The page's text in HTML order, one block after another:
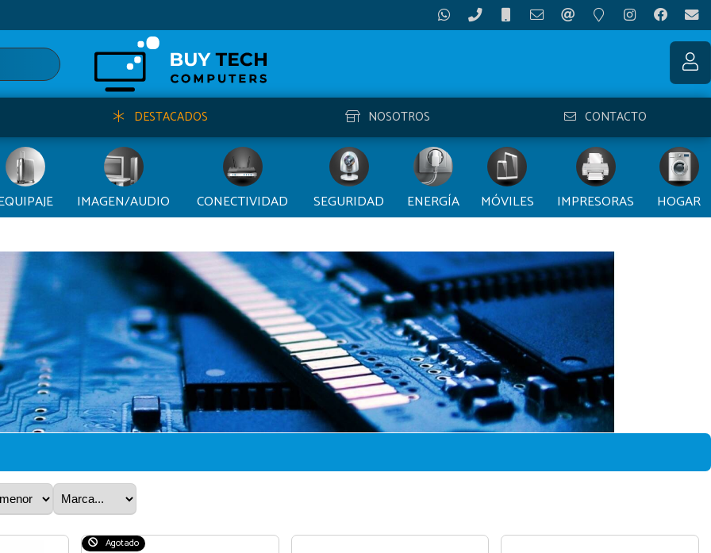
DESTACADOS NOSOTROS CONTACTO
IMAGEN/AUDIO CONECTIVIDAD SEGURIDAD ENERGÍA MÓVILES IMPRESORAS HOGAR
Agotado